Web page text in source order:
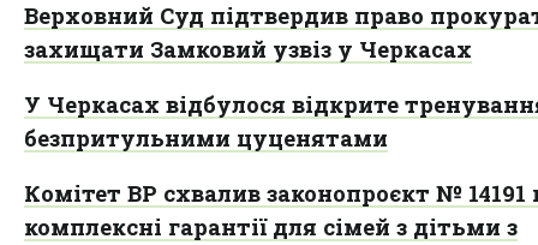
Верховний Суд підтвердив право
захищати Замковий узвіз у Черкасах
У Черкасах відбулося відкрите
безпритульними цуценятами
Комітет ВР схвалив законопроєкт № 14191
комплексні гарантії для сімей з дітьми з